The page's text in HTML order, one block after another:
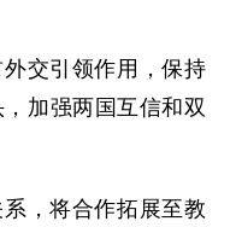
外交引领作用，保持
加强两国互信和双
系，将合作拓展至教